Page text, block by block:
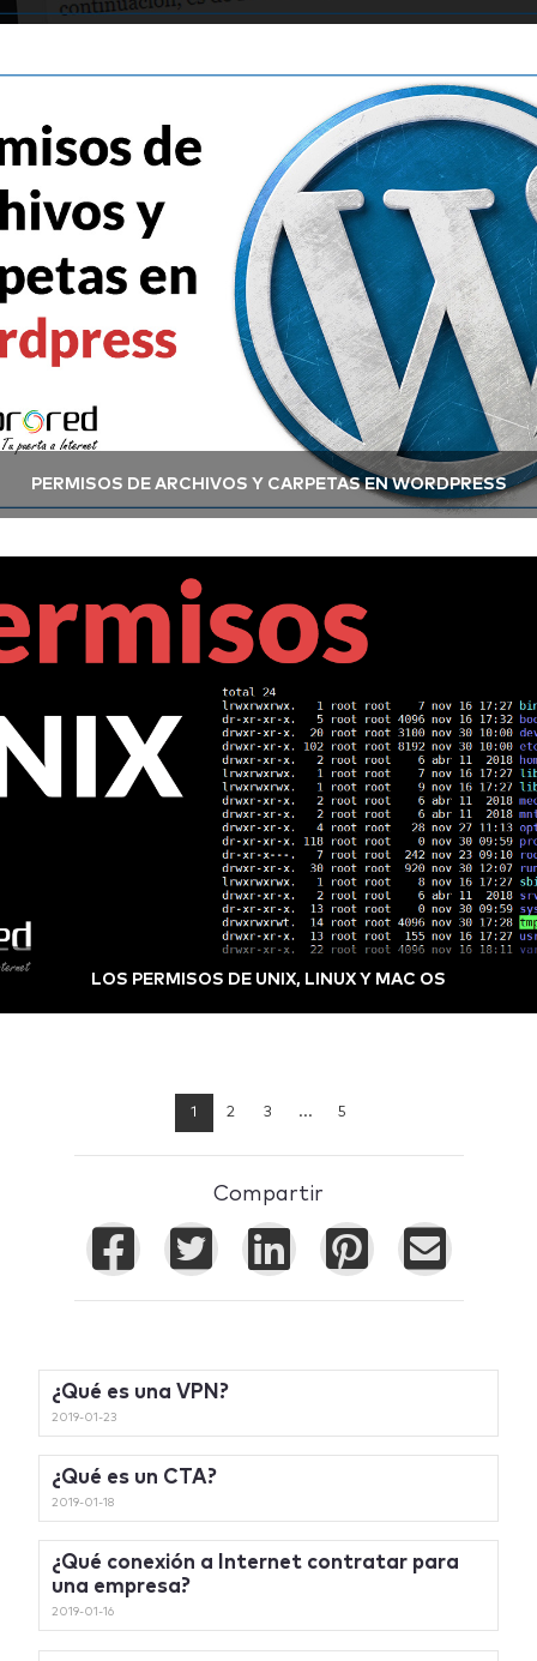
PERMISOS DE ARCHIVOS Y CARPETAS EN WORDPRESS
LOS PERMISOS DE UNIX, LINUX Y MAC OS
1 2 3 ... 5
Compartir
¿Qué es una VPN?
2019-01-23
¿Qué es un CTA?
2019-01-18
¿Qué conexión a Internet contratar para
una empresa?
2019-01-16